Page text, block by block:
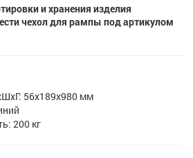
и хранения изделия
чехол для рампы под артикулом
56x189x980 мм
200 кг